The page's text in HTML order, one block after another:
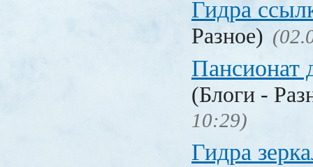
Гидра
Разное)
Пансионат
(Блоги -
10:29)
Гидра